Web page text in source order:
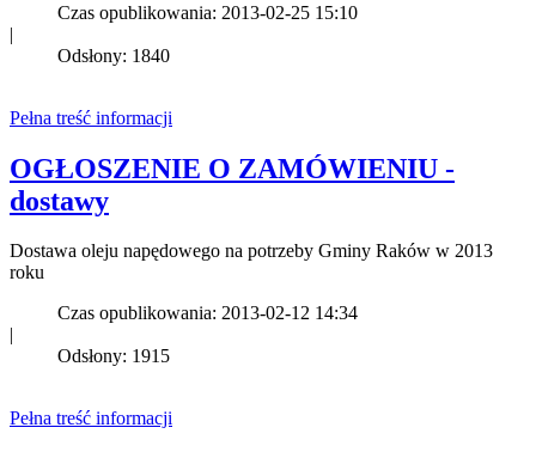
Czas opublikowania: 2013-02-25 15:10
|
Odsłony: 1840
Pełna treść informacji
OGŁOSZENIE O ZAMÓWIENIU -
dostawy
Dostawa oleju napędowego na potrzeby Gminy Raków w 2013
roku
Czas opublikowania: 2013-02-12 14:34
|
Odsłony: 1915
Pełna treść informacji